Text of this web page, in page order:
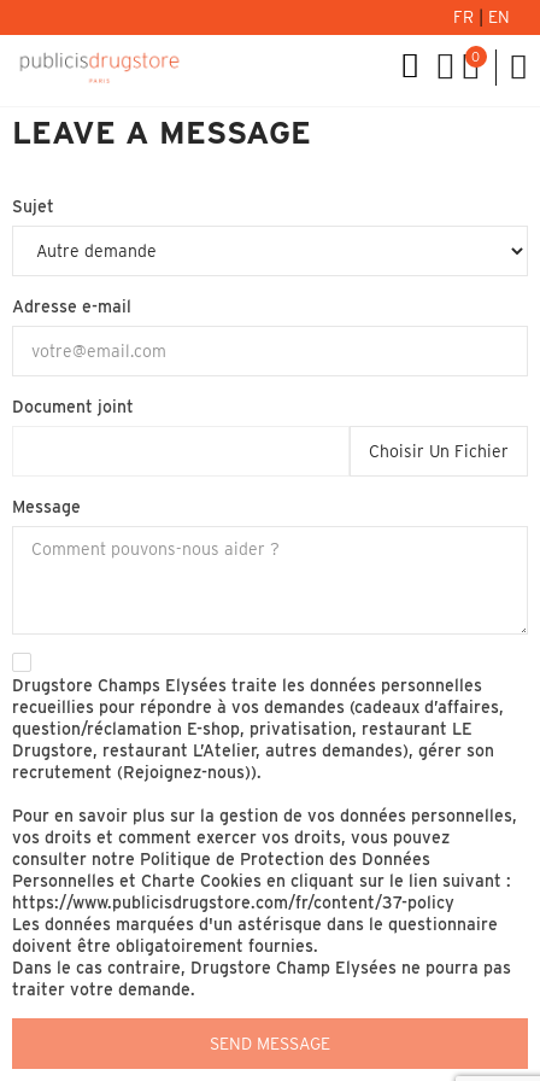
FR EN
0
LEAVE A MESSAGE
Sujet
Adresse e-mail
Document joint
Choisir Un Fichier
Message
Drugstore Champs Elysées traite les données personnelles
recueillies pour répondre à vos demandes (cadeaux d’affaires,
question/réclamation E-shop, privatisation, restaurant LE
Drugstore, restaurant L’Atelier, autres demandes), gérer son
recrutement (Rejoignez-nous)).​
Pour en savoir plus sur la gestion de vos données personnelles,
vos droits et comment exercer vos droits, vous pouvez
consulter notre Politique de Protection des Données
Personnelles et Charte Cookies en cliquant sur le lien suivant :
https://www.publicisdrugstore.com/fr/content/37-policy
Les données marquées d'un astérisque dans le questionnaire
doivent être obligatoirement fournies.
Dans le cas contraire, Drugstore Champ Elysées ne pourra pas
traiter votre demande.
SEND MESSAGE